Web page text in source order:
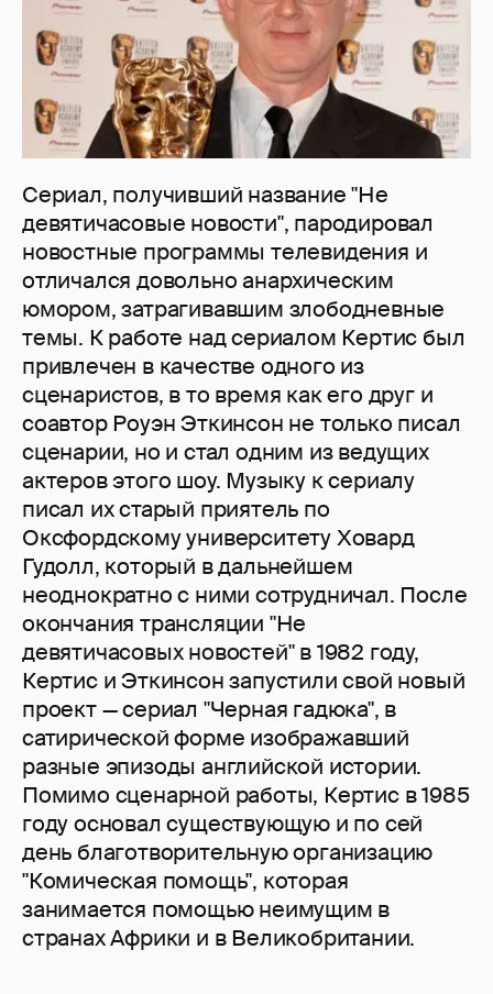
Сериал, получивший название "Не
девятичасовые новости", пародировал
новостные программы телевидения и
отличался довольно анархическим
юмором, затрагивавшим злободневные
темы. К работе над сериалом Кертис был
привлечен в качестве одного из
сценаристов, в то время как его друг и
соавтор Роуэн Эткинсон не только писал
сценарии, но и стал одним из ведущих
актеров этого шоу. Музыку к сериалу
писал их старый приятель по
Оксфордскому университету Ховард
Гудолл, который в дальнейшем
неоднократно с ними сотрудничал. После
окончания трансляции "Не
девятичасовых новостей" в 1982 году,
Кертис и Эткинсон запустили свой новый
проект — сериал "Черная гадюка", в
сатирической форме изображавший
разные эпизоды английской истории.
Помимо сценарной работы, Кертис в 1985
году основал существующую и по сей
день благотворительную организацию
"Комическая помощь", которая
занимается помощью неимущим в
странах Африки и в Великобритании.